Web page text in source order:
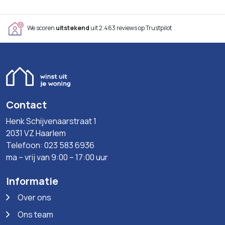
We scoren uitstekend uit 2.463 reviews op Trustpilot
Contact
Henk Schijvenaarstraat 1
2031 VZ Haarlem
Telefoon: 023 583 6936
ma – vrij van 9:00 – 17:00 uur
Informatie
Over ons
Ons team